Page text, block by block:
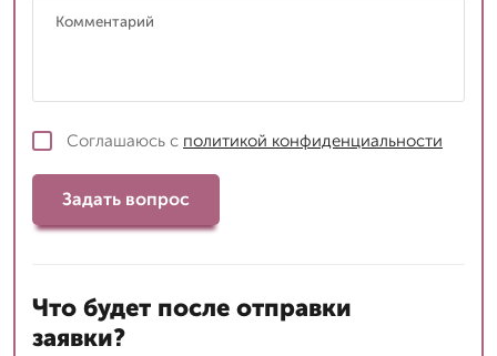
Соглашаюсь с политикой конфиденциальности
Задать вопрос
Что будет после отправки
заявки?